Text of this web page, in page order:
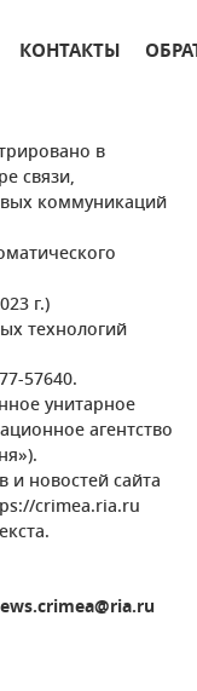
КОНТАКТЫ
в
связи,
коммуникаций
г.)
технологий
57640.
унитарное
агентство
новостей сайта
crimea.ria.ru